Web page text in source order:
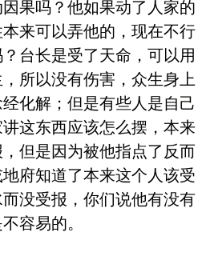
果吗？他如果动了人家的
来可以弄他的，现在不行
台长是受了天命，可以用
所以没有伤害，众生身上
化解；但是有些人是自己
这东西应该怎么摆，本来
但是因为被他指点了反而
府知道了本来这个人该受
没受报，你们说他有没有
容易的。